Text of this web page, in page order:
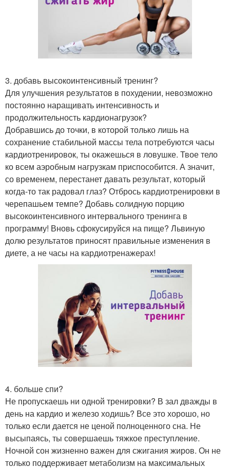
3. добавь высокоинтенсивный тренинг?
Для улучшения результатов в похудении, невозможно
постоянно наращивать интенсивность и
продолжительность кардионагрузок?
Добравшись до точки, в которой только лишь на
сохранение стабильной массы тела потребуются часы
кардиотренировок, ты окажешься в ловушке. Твое тело
ко всем аэробным нагрузкам приспособится. А значит,
со временем, перестанет давать результат, который
когда-то так радовал глаз? Отбрось кардиотренировки в
черепашьем темпе? Добавь солидную порцию
высокоинтенсивного интервального тренинга в
программу! Вновь сфокусируйся на пище? Львиную
долю результатов приносят правильные изменения в
диете, а не часы на кардиотренажерах!
4. больше спи?
Не пропускаешь ни одной тренировки? В зал дважды в
день на кардио и железо ходишь? Все это хорошо, но
только если дается не ценой полноценного сна. Не
высыпаясь, ты совершаешь тяжкое преступление.
Ночной сон жизненно важен для сжигания жиров. Он не
только поддерживает метаболизм на максимальных